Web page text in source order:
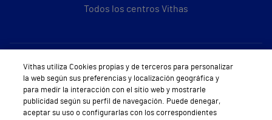
Todos los centros Vithas
Sobre Vithas
Quiénes somos
Trabajar en Vithas
Vithas utiliza Cookies propias y de terceros para personalizar
la web según sus preferencias y localización geográfica y
para medir la interacción con el sitio web y mostrarle
publicidad según su perfil de navegación. Puede denegar,
aceptar su uso o configurarlas con los correspondientes